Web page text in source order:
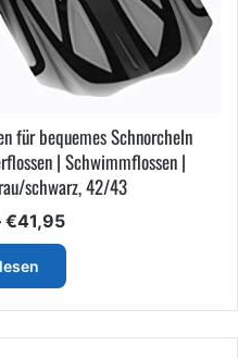
für bequemes Schnorcheln
| Schwimmflossen |
schwarz, 42/43
€41,95Preisspanne:
€26,98
€41,95